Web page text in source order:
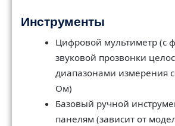
Инструменты
Цифровой мультиметр (с
звуковой прозвонки
диапазонами измерения
Ом)
Базовый ручной
панелям (зависит от